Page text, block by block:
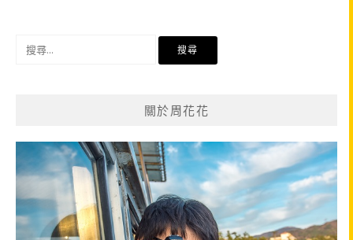
關於周花花